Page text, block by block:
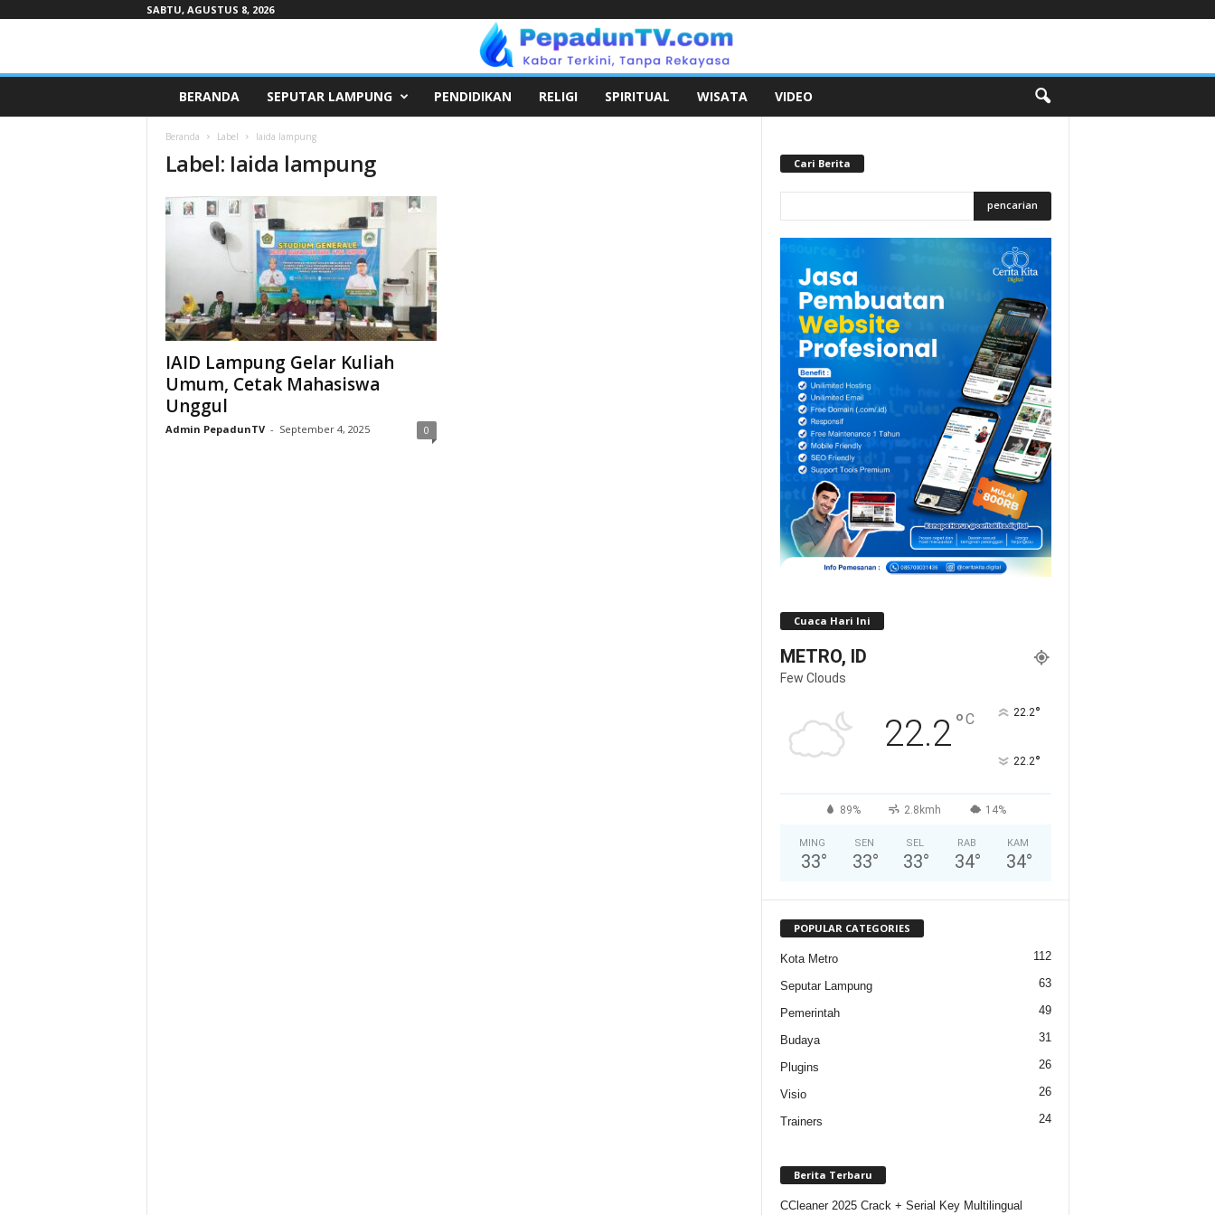
SABTU, AGUSTUS 8, 2026
BERANDA SEPUTAR LAMPUNG PENDIDIKAN RELIGI SPIRITUAL WISATA VIDEO
Beranda Label Iaida lampung
Label: Iaida lampung
IAID Lampung Gelar Kuliah
Umum, Cetak Mahasiswa
Unggul
Admin PepadunTV - September 4, 2025 0
Cari Berita
Cuaca Hari Ini
METRO, ID
Few Clouds
22.2°C 22.2°
22.2°
89% 2.8kmh 14%
MING
33°
SEN
33°
SEL
33°
RAB
34°
KAM
34°
POPULAR CATEGORIES
Kota Metro 112
Seputar Lampung 63
Pemerintah 49
Budaya 31
Plugins 26
Visio 26
Trainers 24
Berita Terbaru
CCleaner 2025 Crack + Serial Key Multilingual